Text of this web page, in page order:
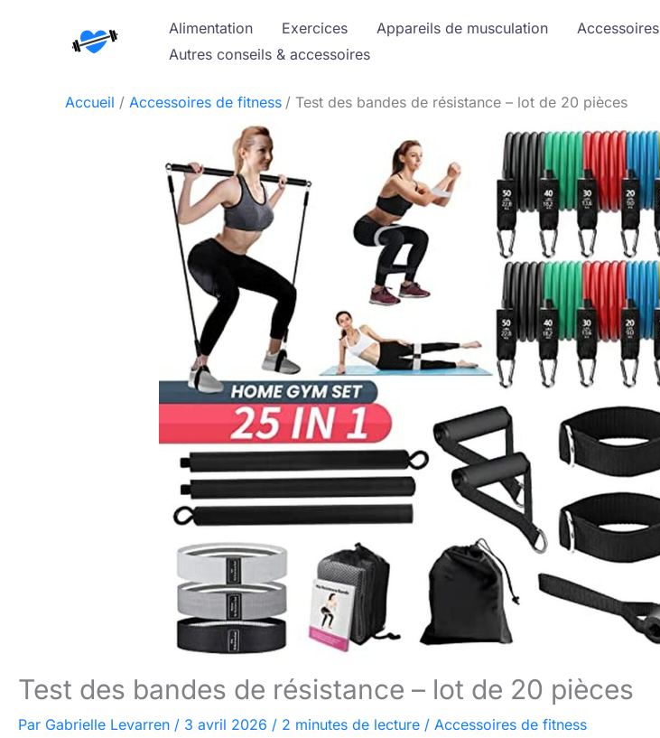
Alimentation Exercices Appareils de musculation Accessoires
Autres conseils & accessoires
Accueil Accessoires de fitness Test des bandes de résistance – lot de 20 pièces
Test des bandes de résistance – lot de 20 pièces
Par Gabrielle Levarren / 3 avril 2026 / 2 minutes de lecture / Accessoires de fitness